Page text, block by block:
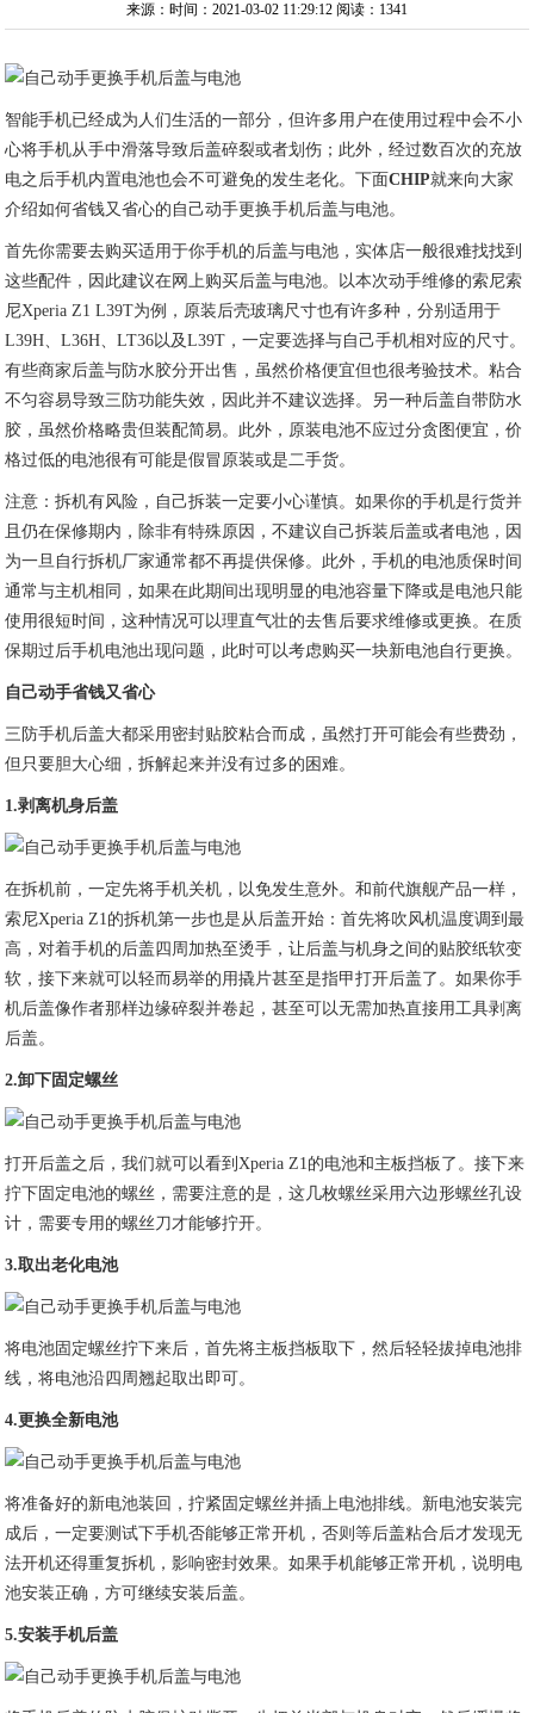
来源：时间：2021-03-02 11:29:12 阅读：1341
智能手机已经成为人们生活的一部分，但许多用户在使用过程中会不小
心将手机从手中滑落导致后盖碎裂或者划伤；此外，经过数百次的充放
电之后手机内置电池也会不可避免的发生老化。下面CHIP就来向大家
介绍如何省钱又省心的自己动手更换手机后盖与电池。
首先你需要去购买适用于你手机的后盖与电池，实体店一般很难找找到
这些配件，因此建议在网上购买后盖与电池。以本次动手维修的索尼索
尼Xperia Z1 L39T为例，原装后壳玻璃尺寸也有许多种，分别适用于
L39H、L36H、LT36以及L39T，一定要选择与自己手机相对应的尺寸。
有些商家后盖与防水胶分开出售，虽然价格便宜但也很考验技术。粘合
不匀容易导致三防功能失效，因此并不建议选择。另一种后盖自带防水
胶，虽然价格略贵但装配简易。此外，原装电池不应过分贪图便宜，价
格过低的电池很有可能是假冒原装或是二手货。
注意：拆机有风险，自己拆装一定要小心谨慎。如果你的手机是行货并
且仍在保修期内，除非有特殊原因，不建议自己拆装后盖或者电池，因
为一旦自行拆机厂家通常都不再提供保修。此外，手机的电池质保时间
通常与主机相同，如果在此期间出现明显的电池容量下降或是电池只能
使用很短时间，这种情况可以理直气壮的去售后要求维修或更换。在质
保期过后手机电池出现问题，此时可以考虑购买一块新电池自行更换。
自己动手省钱又省心
三防手机后盖大都采用密封贴胶粘合而成，虽然打开可能会有些费劲，
但只要胆大心细，拆解起来并没有过多的困难。
1.剥离机身后盖
在拆机前，一定先将手机关机，以免发生意外。和前代旗舰产品一样，
索尼Xperia Z1的拆机第一步也是从后盖开始：首先将吹风机温度调到最
高，对着手机的后盖四周加热至烫手，让后盖与机身之间的贴胶纸软变
软，接下来就可以轻而易举的用撬片甚至是指甲打开后盖了。如果你手
机后盖像作者那样边缘碎裂并卷起，甚至可以无需加热直接用工具剥离
后盖。
2.卸下固定螺丝
打开后盖之后，我们就可以看到Xperia Z1的电池和主板挡板了。接下来
拧下固定电池的螺丝，需要注意的是，这几枚螺丝采用六边形螺丝孔设
计，需要专用的螺丝刀才能够拧开。
3.取出老化电池
将电池固定螺丝拧下来后，首先将主板挡板取下，然后轻轻拔掉电池排
线，将电池沿四周翘起取出即可。
4.更换全新电池
将准备好的新电池装回，拧紧固定螺丝并插上电池排线。新电池安装完
成后，一定要测试下手机否能够正常开机，否则等后盖粘合后才发现无
法开机还得重复拆机，影响密封效果。如果手机能够正常开机，说明电
池安装正确，方可继续安装后盖。
5.安装手机后盖